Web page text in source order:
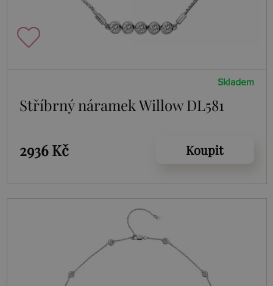
Skladem
Stříbrný náramek Willow DL581
2936 Kč Koupit